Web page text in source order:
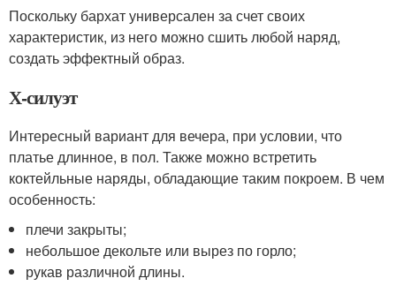
Поскольку бархат универсален за счет своих
характеристик, из него можно сшить любой наряд,
создать эффектный образ.
Х-силуэт
Интересный вариант для вечера, при условии, что
платье длинное, в пол. Также можно встретить
коктейльные наряды, обладающие таким покроем. В чем
особенность:
плечи закрыты;
небольшое декольте или вырез по горло;
рукав различной длины.